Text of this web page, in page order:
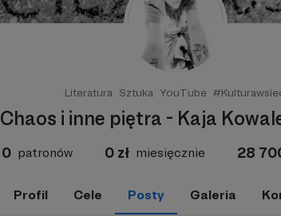
Literatura Sztuka YouTube
Chaos i inne piętra - Kaja
0 patronów 0 zł miesięcznie 28
Profil Cele Posty Galeria